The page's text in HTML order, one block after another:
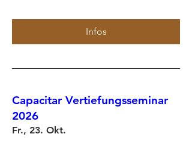
Infos
Capacitar Vertiefungsseminar
2026
Fr., 23. Okt.